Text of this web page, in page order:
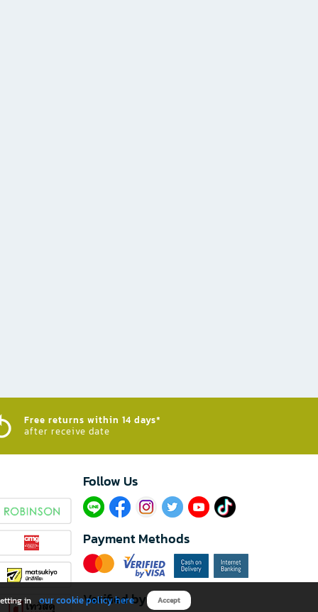
Free returns within 14 days*
after receive date
Follow Us​
Payment Methods
Verified by
in our cookie policy here Accept